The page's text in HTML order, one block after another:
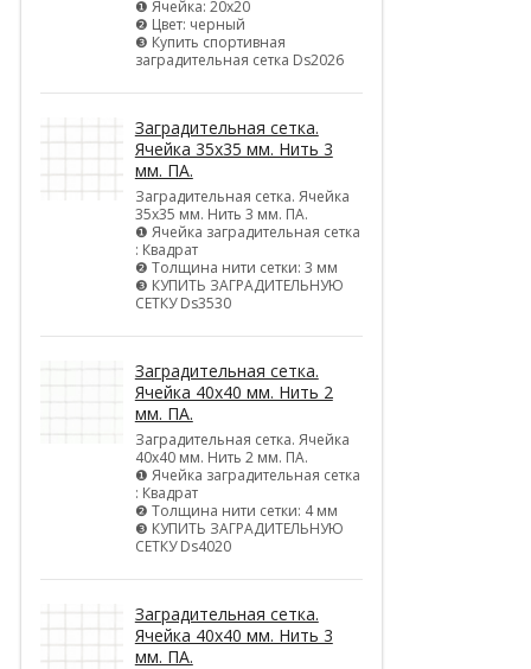
❶ Ячейка: 20х20
❷ Цвет: черный
❸ Купить спортивная
заградительная сетка Ds2026
Заградительная сетка.
Ячейка 35х35 мм. Нить 3
мм. ПА.
Заградительная сетка. Ячейка
35х35 мм. Нить 3 мм. ПА.
❶ Ячейка заградительная сетка
: Квадрат
❷ Толщина нити сетки: 3 мм
❸ КУПИТЬ ЗАГРАДИТЕЛЬНУЮ
СЕТКУ Ds3530
Заградительная сетка.
Ячейка 40х40 мм. Нить 2
мм. ПА.
Заградительная сетка. Ячейка
40х40 мм. Нить 2 мм. ПА.
❶ Ячейка заградительная сетка
: Квадрат
❷ Толщина нити сетки: 4 мм
❸ КУПИТЬ ЗАГРАДИТЕЛЬНУЮ
СЕТКУ Ds4020
Заградительная сетка.
Ячейка 40х40 мм. Нить 3
мм. ПА.